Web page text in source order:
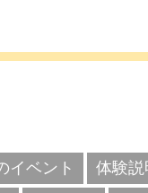
イベント 体験説